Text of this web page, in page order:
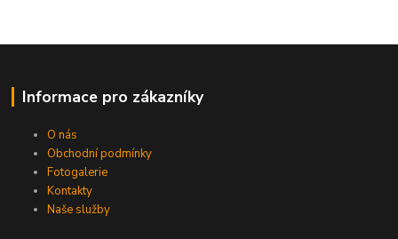
Informace pro zákazníky
O nás
Obchodní podmínky
Fotogalerie
Kontakty
Naše služby